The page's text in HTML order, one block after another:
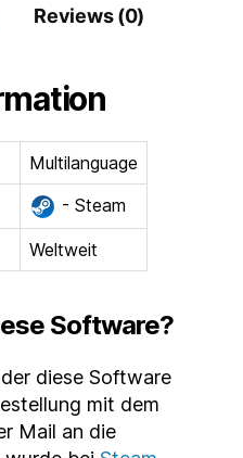
Reviews (0)
Multilanguage
- Steam
Weltweit
Software?
diese Software
mit dem
Mail an die